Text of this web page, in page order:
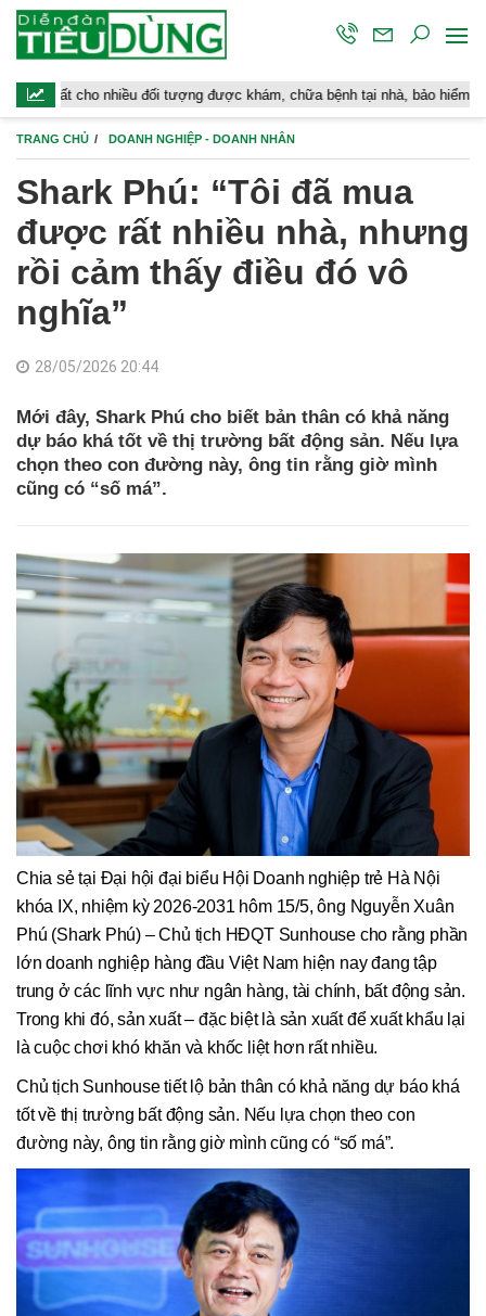
đối tượng được khám, chữa bệnh tại nhà, bảo hiểm y tế chi trả
TRANG CHỦ DOANH NGHIỆP - DOANH NHÂN
Shark Phú: “Tôi đã mua
được rất nhiều nhà, nhưng
rồi cảm thấy điều đó vô
nghĩa”
28/05/2026 20:44
Mới đây, Shark Phú cho biết bản thân có khả năng
dự báo khá tốt về thị trường bất động sản. Nếu lựa
chọn theo con đường này, ông tin rằng giờ mình
cũng có “số má”.
Chia sẻ tại Đại hội đại biểu Hội Doanh nghiệp trẻ Hà Nội
khóa IX, nhiệm kỳ 2026-2031 hôm 15/5, ông Nguyễn Xuân
Phú (Shark Phú) – Chủ tịch HĐQT Sunhouse cho rằng phần
lớn doanh nghiệp hàng đầu Việt Nam hiện nay đang tập
trung ở các lĩnh vực như ngân hàng, tài chính, bất động sản.
Trong khi đó, sản xuất – đặc biệt là sản xuất để xuất khẩu lại
là cuộc chơi khó khăn và khốc liệt hơn rất nhiều.
Chủ tịch Sunhouse tiết lộ bản thân có khả năng dự báo khá
tốt về thị trường bất động sản. Nếu lựa chọn theo con
đường này, ông tin rằng giờ mình cũng có “số má”.